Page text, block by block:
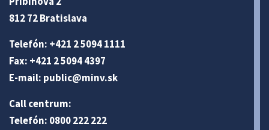
812 72 Bratislava
Telefón: +421 2 5094 1111
Fax: +421 2 5094 4397
E-mail: public@minv.sk
Call centrum:
Telefón: 0800 222 222